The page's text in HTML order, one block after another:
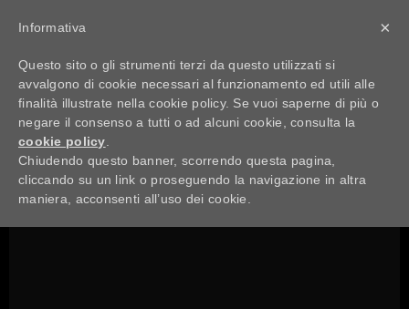
×
Informativa
Questo sito o gli strumenti terzi da questo utilizzati si
avvalgono di cookie necessari al funzionamento ed utili alle
finalità illustrate nella cookie policy. Se vuoi saperne di più o
negare il consenso a tutti o ad alcuni cookie, consulta la
cookie policy
Chiudendo questo banner, scorrendo questa pagina,
cliccando su un link o proseguendo la navigazione in altra
maniera, acconsenti all’uso dei cookie.